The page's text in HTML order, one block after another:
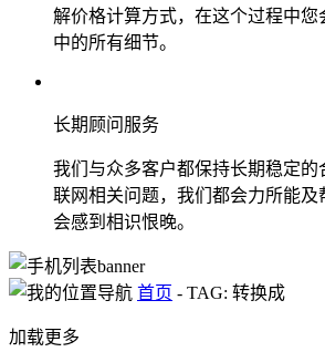
解价格计算方式，在这个过程中您
中的所有细节。
长期顾问服务
我们与众多客户都保持长期稳定的
联网相关问题，我们都会力所能及
会感到相识恨晚。
首页 - TAG: 转换成
加载更多